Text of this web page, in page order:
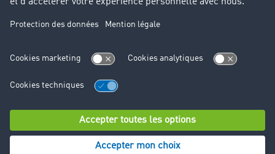
Cookie-Einstellungen
Support